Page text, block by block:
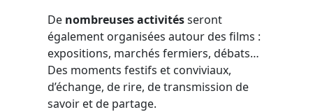
De nombreuses activitésseront
également organisées autour des films :
expositions, marchés fermiers, débats…
Des moments festifs et conviviaux,
d’échange, de rire, de transmission de
savoir et de partage.